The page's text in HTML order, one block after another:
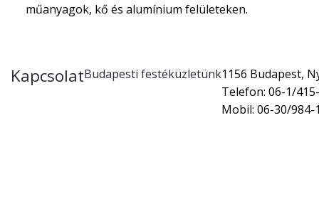
műanyagok, kő és alumínium felületeken.
KapcsolatBudapesti festéküzletünk1156 Budapest,
Telefon: 06-1/
Mobil: 06-30/984-